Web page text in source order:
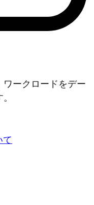
ークロードをデー
て